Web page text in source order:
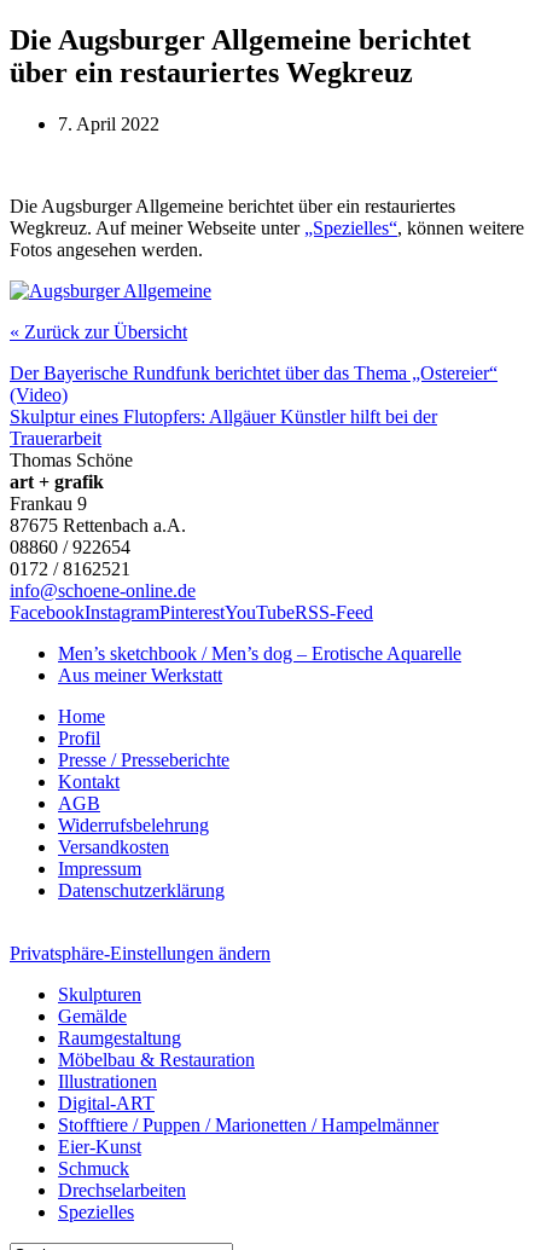
Die Augsburger Allgemeine berichtet
über ein restauriertes Wegkreuz
7. April 2022
Die Augsburger Allgemeine berichtet über ein restauriertes
Wegkreuz. Auf meiner Webseite unter „Spezielles“, können weitere
Fotos angesehen werden.
« Zurück zur Übersicht
Der Bayerische Rundfunk berichtet über das Thema „Ostereier“
(Video)
Skulptur eines Flutopfers: Allgäuer Künstler hilft bei der
Trauerarbeit
Thomas Schöne
art + grafik
Frankau 9
87675 Rettenbach a.A.
08860 / 922654
0172 / 8162521
info@schoene-online.de
FacebookInstagramPinterestYouTubeRSS-Feed
Men’s sketchbook / Men’s dog – Erotische Aquarelle
Aus meiner Werkstatt
Home
Profil
Presse / Presseberichte
Kontakt
AGB
Widerrufsbelehrung
Versandkosten
Impressum
Datenschutzerklärung
Privatsphäre-Einstellungen ändern
Skulpturen
Gemälde
Raumgestaltung
Möbelbau & Restauration
Illustrationen
Digital-ART
Stofftiere / Puppen / Marionetten / Hampelmänner
Eier-Kunst
Schmuck
Drechselarbeiten
Spezielles